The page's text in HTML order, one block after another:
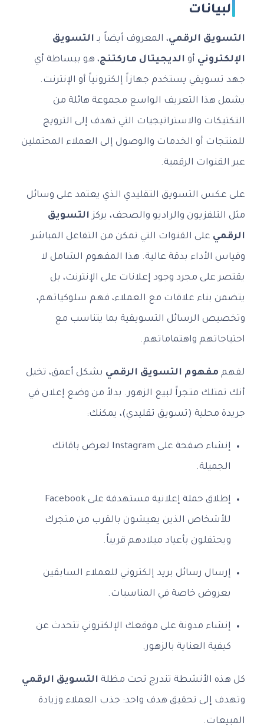
البيانات
التسويق الرقمي، المعروف أيضاً بـ التسويق
الإلكتروني أو الديجيتال ماركتنج، هو ببساطة أي
جهد تسويقي يستخدم جهازاً إلكترونياً أو الإنترنت.
يشمل هذا التعريف الواسع مجموعة هائلة من
التكتيكات والاستراتيجيات التي تهدف إلى الترويج
للمنتجات أو الخدمات والوصول إلى العملاء المحتملين
عبر القنوات الرقمية.
على عكس التسويق التقليدي الذي يعتمد على وسائل
مثل التلفزيون والراديو والصحف، يركز التسويق
الرقمي على القنوات التي تمكن من التفاعل المباشر
وقياس الأداء بدقة عالية. هذا المفهوم الشامل لا
يقتصر على مجرد وجود إعلانات على الإنترنت، بل
يتضمن بناء علاقات مع العملاء، فهم سلوكياتهم،
وتخصيص الرسائل التسويقية بما يتناسب مع
احتياجاتهم واهتماماتهم.
لفهم مفهوم التسويق الرقمي بشكل أعمق، تخيل
أنك تمتلك متجراً لبيع الزهور. بدلاً من وضع إعلان في
جريدة محلية (تسويق تقليدي)، يمكنك:
إنشاء صفحة على Instagram لعرض باقاتك
الجميلة.
إطلاق حملة إعلانية مستهدفة على Facebook
للأشخاص الذين يعيشون بالقرب من متجرك
ويحتفلون بأعياد ميلادهم قريباً.
إرسال رسائل بريد إلكتروني للعملاء السابقين
بعروض خاصة في المناسبات.
إنشاء مدونة على موقعك الإلكتروني تتحدث عن
كيفية العناية بالزهور.
كل هذه الأنشطة تندرج تحت مظلة التسويق الرقمي
وتهدف إلى تحقيق هدف واحد: جذب العملاء وزيادة
المبيعات.